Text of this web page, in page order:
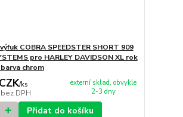
COBRA SPEEDSTER SHORT 909
pro HARLEY DAVIDSON XL rok
chrom
/ks
bez DPH
externí sklad, obvykle
2-3 dny
Přidat do košíku